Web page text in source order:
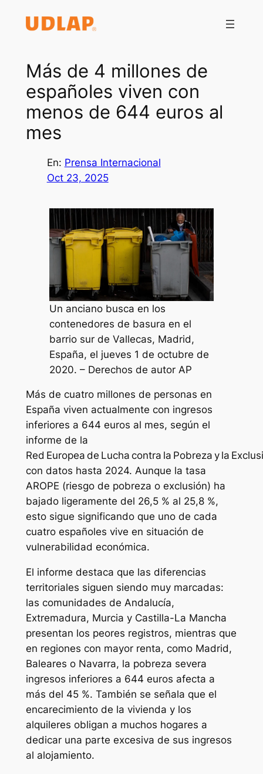
Más de 4 millones de
españoles viven con
menos de 644 euros al
mes
En: Prensa Internacional
Oct 23, 2025
Un anciano busca en los
contenedores de basura en el
barrio sur de Vallecas, Madrid,
España, el jueves 1 de octubre de
2020. – Derechos de autor AP
Más de cuatro millones de personas en
España viven actualmente con ingresos
inferiores a 644 euros al mes, según el
informe de la
Red Europea de Lucha contra la Pobreza y la
con datos hasta 2024. Aunque la tasa
AROPE (riesgo de pobreza o exclusión) ha
bajado ligeramente del 26,5 % al 25,8 %,
esto sigue significando que uno de cada
cuatro españoles vive en situación de
vulnerabilidad económica.
El informe destaca que las diferencias
territoriales siguen siendo muy marcadas:
las comunidades de Andalucía,
Extremadura, Murcia y Castilla-La Mancha
presentan los peores registros, mientras que
en regiones con mayor renta, como Madrid,
Baleares o Navarra, la pobreza severa
ingresos inferiores a 644 euros afecta a
más del 45 %. También se señala que el
encarecimiento de la vivienda y los
alquileres obligan a muchos hogares a
dedicar una parte excesiva de sus ingresos
al alojamiento.